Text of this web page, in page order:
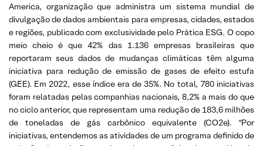
America, organização que administra um sistema mundial de
divulgação de dados ambientais para empresas, cidades, estados
e regiões, publicado com exclusividade pelo Prática ESG. O copo
meio cheio é que 42% das 1.136 empresas brasileiras que
reportaram seus dados de mudanças climáticas têm alguma
iniciativa para redução de emissão de gases de efeito estufa
(GEE). Em 2022, esse índice era de 35%. No total, 780 iniciativas
foram relatadas pelas companhias nacionais, 8,2% a mais do que
no ciclo anterior, que representam uma redução de 183,6 milhões
de toneladas de gás carbônico equivalente (CO2e). “Por
iniciativas, entendemos as atividades de um programa definido de